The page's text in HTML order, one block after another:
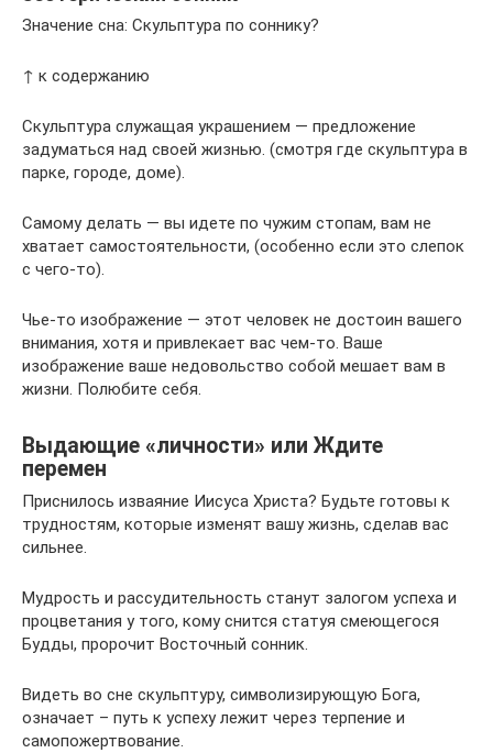
Значение сна: Скульптура по соннику?
↑ к содержанию
Скульптура служащая украшением — предложение
задуматься над своей жизнью. (смотря где скульптура в
парке, городе, доме).
Самому делать — вы идете по чужим стопам, вам не
хватает самостоятельности, (особенно если это слепок
с чего-то).
Чье-то изображение — этот человек не достоин вашего
внимания, хотя и привлекает вас чем-то. Ваше
изображение ваше недовольство собой мешает вам в
жизни. Полюбите себя.
Выдающие «личности» или Ждите
перемен
Приснилось изваяние Иисуса Христа? Будьте готовы к
трудностям, которые изменят вашу жизнь, сделав вас
сильнее.
Мудрость и рассудительность станут залогом успеха и
процветания у того, кому снится статуя смеющегося
Будды, пророчит Восточный сонник.
Видеть во сне скульптуру, символизирующую Бога,
означает – путь к успеху лежит через терпение и
самопожертвование.